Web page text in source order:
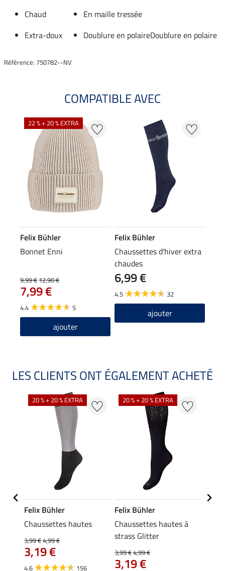
Chaud
En maille tressée
Extra-doux
Doublure en polaireDoublure en polaire
Référence: 750782--NV
COMPATIBLE AVEC
22 % + 20 % EXTRA
Felix Bühler
Bonnet Enni
9,99 €12,90 €
7,99 €
4.4 5
ajouter
Felix Bühler
Chaussettes d'hiver extra
chaudes
6,99 €
4.5 32
ajouter
LES CLIENTS ONT ÉGALEMENT ACHETÉ
20 % + 20 % EXTRA
Felix Bühler
Chaussettes hautes
3,99 €4,99 €
3,19 €
4.6 156
20 % + 20 % EXTRA
Felix Bühler
Chaussettes hautes à
strass Glitter
3,99 €4,99 €
3,19 €